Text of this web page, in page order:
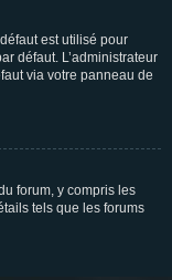
est utilisé pour
défaut. L’administrateur
via votre panneau de
forum, y compris les
tels que les forums